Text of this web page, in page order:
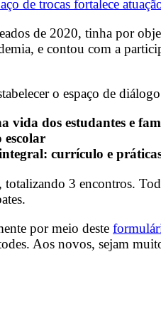
de trocas fortalece
de 2020, tinha por
e contou com a
o espaço de
vida dos estudantes e
escolar
currículo e
3 encontros.
por meio deste
Aos novos, sejam